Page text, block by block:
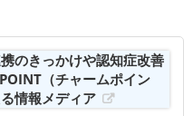
のきっかけや認知症改善
（チャームポイン
情報メディア